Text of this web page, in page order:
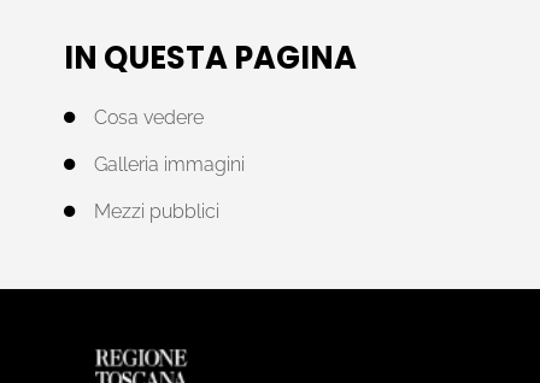
IN QUESTA PAGINA
Cosa vedere
Galleria immagini
Mezzi pubblici